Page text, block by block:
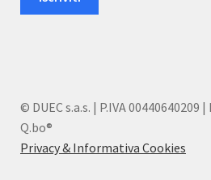
© DUEC s.a.s. | P.IVA
Q.bo®
Privacy & Informativa Cookies